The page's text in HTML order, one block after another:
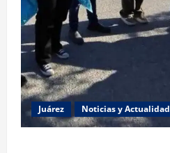
Juárez Noticias y Actualidad